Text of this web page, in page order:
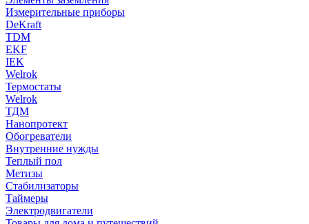
Измерительные приборы
DeKraft
TDM
EKF
IEK
Welrok
Термостаты
Welrok
ТДМ
Нанопротект
Обогреватели
Внутренние нужды
Теплый пол
Метизы
Стабилизаторы
Таймеры
Электродвигатели